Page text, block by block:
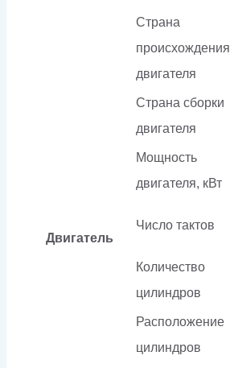
Двигатель
Страна
происхождения
двигателя
Страна сборки
двигателя
Мощность
двигателя, кВт
Число тактов
Количество
цилиндров
Расположение
цилиндров